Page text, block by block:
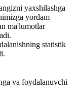
yaxshilashga
yordam
ma'lumotlar
statistik
va foydalanuvchi